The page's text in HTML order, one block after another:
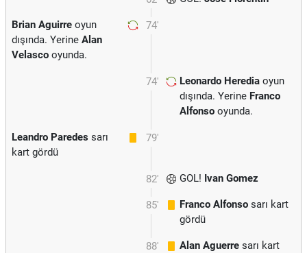
74'
Brian Aguirre oyun
dışında. Yerine Alan
Velasco oyunda.
74' Leonardo Heredia oyun
dışında. Yerine Franco
Alfonso oyunda.
79'
Leandro Paredes sarı
kart gördü
82' GOL! Ivan Gomez
85' Franco Alfonso sarı kart
gördü
88' Alan Aguerre sarı kart